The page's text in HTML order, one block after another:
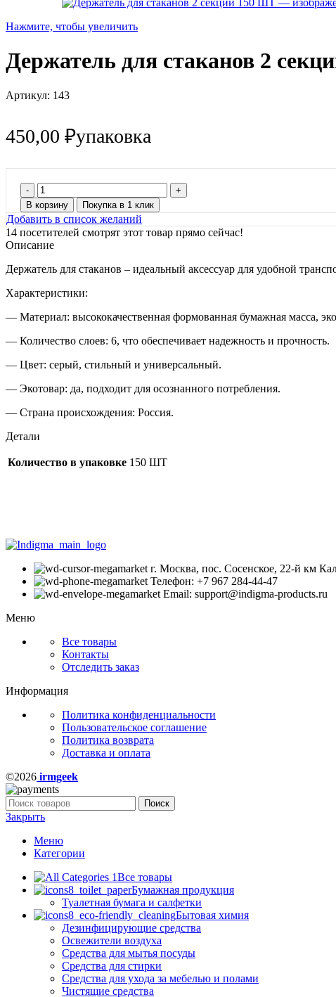
Нажмите, чтобы увеличить
Держатель для стаканов 2
Артикул: 143
450,00 ₽упаковка
Количество
товара
Держатель
для
стаканов
2
150
ШТ
В корзину Покупка в 1 клик
Добавить в список желаний
14 посетителей смотрят этот товар прямо сейчас!
Описание
Держатель для стаканов – идеальный аксессуар для удобной
Характеристики:
— Материал: высококачественная формованная бумажная масса,
— Количество слоев: 6, что обеспечивает надежность и прочность.
— Цвет: серый, стильный и универсальный.
— Экотовар: да, подходит для осознанного потребления.
— Страна происхождения: Россия.
Детали
Количество в упаковке 150 ШТ
г. Москва, пос. Сосенское, 22-й км
Телефон: +7 967 284-44-47
Email: support@indigma-products.ru
Меню
Все товары
Контакты
Отследить заказ
Информация
Политика конфиденциальности
Пользовательское соглашение
Политика возврата
Доставка и оплата
©2026 irmgeek
Поиск
Закрыть
Меню
Категории
Все товары
Бумажная продукция
Туалетная бумага и салфетки
Бытовая химия
Дезинфицирующие средства
Освежители воздуха
Средства для мытья посуды
Средства для стирки
Средства для ухода за мебелью и полами
Чистящие средства